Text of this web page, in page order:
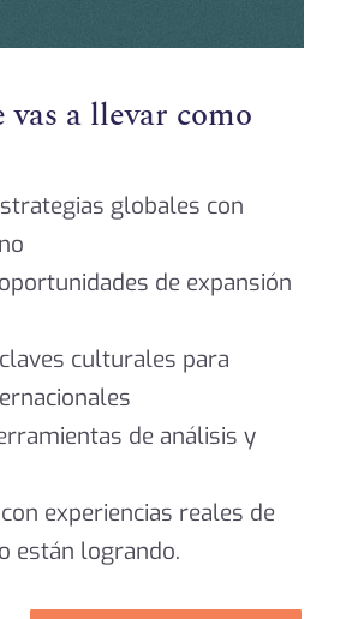
vas a llevar como
globales con
de expansión
culturales para
de análisis y
experiencias reales de
están logrando.